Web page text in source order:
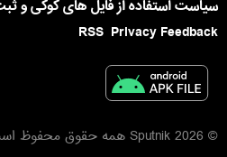
سیاست استفاده از فایل های کوکی و
Privacy Feedback
RSS
© 2026 Sputnik همه حقوق محفوظ است 18+